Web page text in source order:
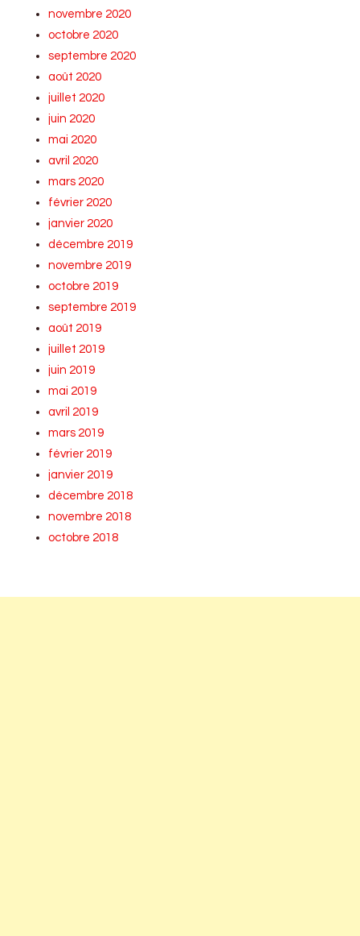
novembre 2020
octobre 2020
septembre 2020
août 2020
juillet 2020
juin 2020
mai 2020
avril 2020
mars 2020
février 2020
janvier 2020
décembre 2019
novembre 2019
octobre 2019
septembre 2019
août 2019
juillet 2019
juin 2019
mai 2019
avril 2019
mars 2019
février 2019
janvier 2019
décembre 2018
novembre 2018
octobre 2018